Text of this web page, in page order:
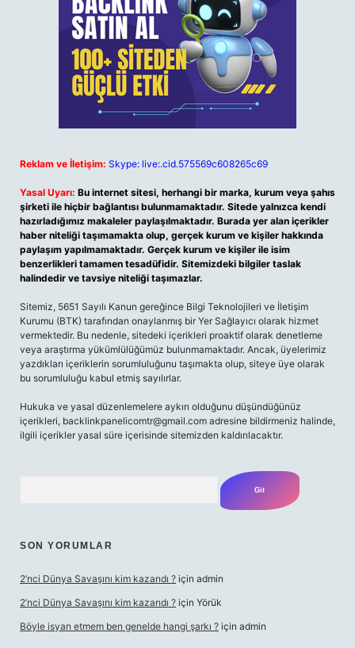
Reklam ve İletişim: Skype: live:.cid.575569c608265c69
Yasal Uyarı: Bu internet sitesi, herhangi bir marka, kurum veya şahıs
şirketi ile hiçbir bağlantısı bulunmamaktadır. Sitede yalnızca kendi
hazırladığımız makaleler paylaşılmaktadır. Burada yer alan içerikler
haber niteliği taşımamakta olup, gerçek kurum ve kişiler hakkında
paylaşım yapılmamaktadır. Gerçek kurum ve kişiler ile isim
benzerlikleri tamamen tesadüfidir. Sitemizdeki bilgiler taslak
halindedir ve tavsiye niteliği taşımazlar.
Sitemiz, 5651 Sayılı Kanun gereğince Bilgi Teknolojileri ve İletişim
Kurumu (BTK) tarafından onaylanmış bir Yer Sağlayıcı olarak hizmet
vermektedir. Bu nedenle, sitedeki içerikleri proaktif olarak denetleme
veya araştırma yükümlülüğümüz bulunmamaktadır. Ancak, üyelerimiz
yazdıkları içeriklerin sorumluluğunu taşımakta olup, siteye üye olarak
bu sorumluluğu kabul etmiş sayılırlar.
Hukuka ve yasal düzenlemelere aykırı olduğunu düşündüğünüz
içerikleri, backlinkpanelicomtr@gmail.com adresine bildirmeniz halinde,
ilgili içerikler yasal süre içerisinde sitemizden kaldırılacaktır.
SON YORUMLAR
2’nci Dünya Savaşını kim kazandı ? için admin
2’nci Dünya Savaşını kim kazandı ? için Yörük
Böyle isyan etmem ben genelde hangi şarkı ? için admin